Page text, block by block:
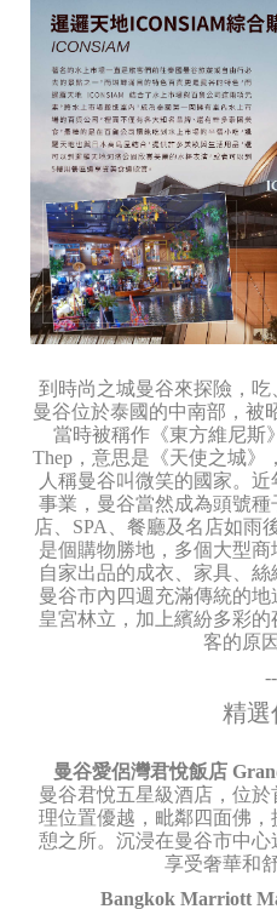
到時尚之城曼谷來探險，吃
曼谷位於泰國的中南部，被
當時被稱作《東方維尼斯
Thep，意思是《天使之城》
人稱曼谷叫微笑的國家。
事業，曼谷當然成為頭號
店、SPA、餐廳及名店如雨
是個購物勝地，多個大型
自家出品的成衣、家具、
曼谷市內四週充滿傳統的地
皇宮林立，加上繽紛多彩
客的原
--
精選
曼谷愛侶灣君悅飯店
曼谷君悅五星級酒店，位
理位置優越，毗鄰四面佛
憩之所。沉浸在曼谷市中
享受奢華和
Bangkok Marriott